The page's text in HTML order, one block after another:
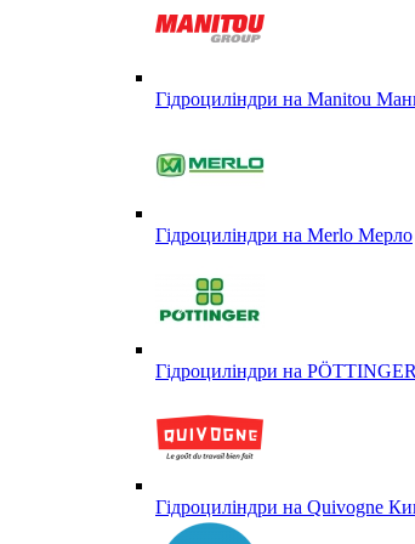
Гідроциліндри на Manitou
Гідроциліндри на Merlo Мерло
Гідроциліндри на
Гідроциліндри на Quivogne